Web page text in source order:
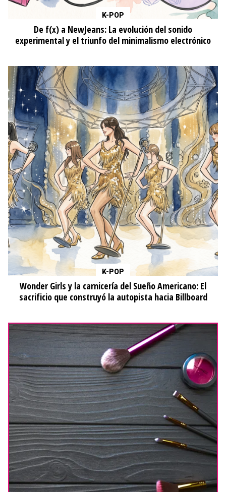
K-POP
De f(x) a NewJeans: La evolución del sonido
experimental y el triunfo del minimalismo electrónico
K-POP
Wonder Girls y la carnicería del Sueño Americano: El
sacrificio que construyó la autopista hacia Billboard